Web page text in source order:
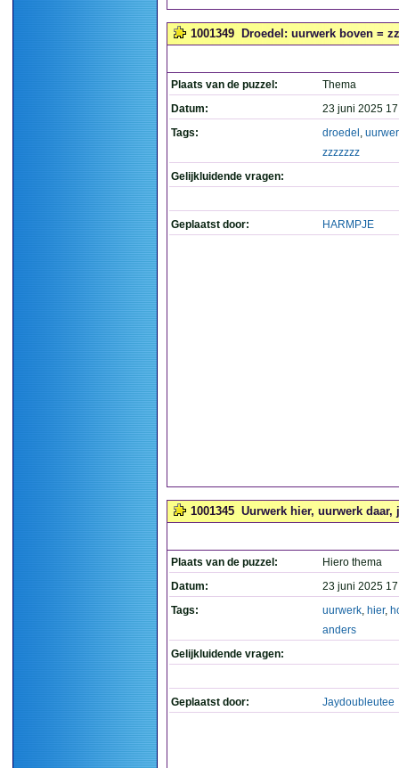
1001349 Droedel: uurwerk boven =
Plaats van de puzzel:
Thema
Datum:
23 juni 2025
Tags:
droedel ,
zzzzzzz
Gelijkluidende vragen:
Geplaatst door: HARMPJE
1001345 Uurwerk hier, uurwerk daar,
Plaats van de puzzel:
Hiero thema
Datum:
23 juni 2025
Tags:
uurwerk, hier,
anders
Gelijkluidende vragen:
Geplaatst door: Jaydoubleutee